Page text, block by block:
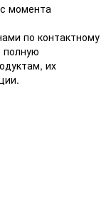
момента
по контактному
полную
их